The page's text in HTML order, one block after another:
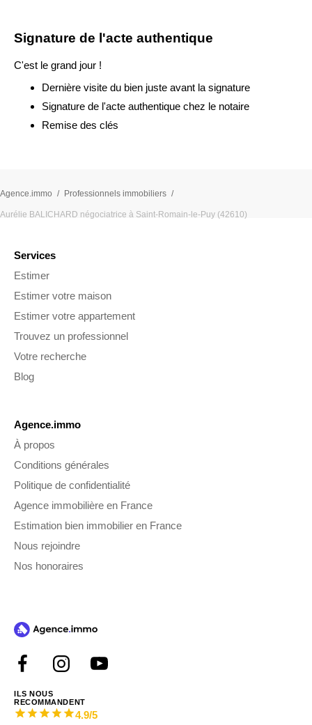
Signature de l'acte authentique
C'est le grand jour !
Dernière visite du bien juste avant la signature
Signature de l'acte authentique chez le notaire
Remise des clés
Agence.immo Professionnels immobiliers
Aurélie BALICHARD négociatrice à Saint-Romain-le-Puy (42610)
Services
Estimer
Estimer votre maison
Estimer votre appartement
Trouvez un professionnel
Votre recherche
Blog
Agence.immo
À propos
Conditions générales
Politique de confidentialité
Agence immobilière en France
Estimation bien immobilier en France
Nous rejoindre
Nos honoraires
ILS NOUS
RECOMMANDENT
4.9/5